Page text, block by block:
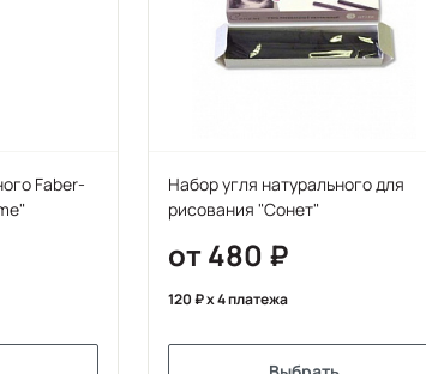
Faber-
Набор угля натурального для
рисования "Сонет"
от 480
120 x 4 платежа